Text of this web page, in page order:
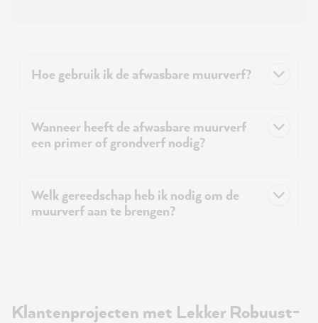
Hoe gebruik ik de afwasbare muurverf?
Wanneer heeft de afwasbare muurverf
een primer of grondverf nodig?
Welk gereedschap heb ik nodig om de
muurverf aan te brengen?
Klantenprojecten met Lekker Robuust-